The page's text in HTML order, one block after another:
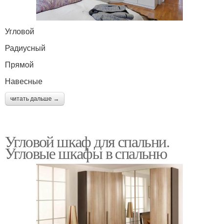
Угловой
Радиусный
Прямой
Навесные
читать дальше →
Угловой шкаф для спальни.
Угловые шкафы в спальню